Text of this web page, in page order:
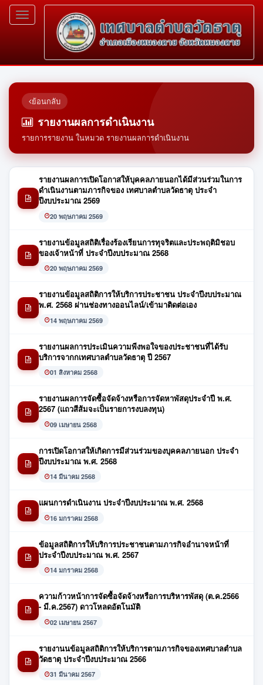
Toggle
navigation
ย้อนกลับ
รายงานผลการดำเนินงาน
รายการรายงาน ในหมวด รายงานผลการดำเนินงาน
รายงานผลการเปิดโอกาสให้บุคคลภายนอกได้มีส่วนร่วมในการ
ดำเนินงานตามภารกิจของ เทศบาลตำบลวัดธาตุ ประจำ
ปีงบประมาณ 2569
20 พฤษภาคม 2569
รายงานข้อมูลสถิติเรื่องร้องเรียนการทุจริตและประพฤติมิชอบ
ของเจ้าหน้าที่ ประจำปีงบประมาณ 2568
20 พฤษภาคม 2569
รายงานข้อมูลสถิติการให้บริการประชาชน ประจำปีงบประมาณ
พ.ศ. 2568 ผ่านช่องทางออนไลน์/เข้ามาติดต่อเอง
14 พฤษภาคม 2569
รายงานผลการประเมินความพีงพอใจของประชาชนที่ได้รับ
บริการจากกเทศบาลตำบลวัดธาตุ ปี 2567
01 สิงหาคม 2568
รายงานผลการจัดซื้อจัดจ้างหรือการจัดหาพัสดุประจำปี พ.ศ.
2567 (แถวสีส้มจะเป็นรายการงบลงทุน)
09 เมษายน 2568
การเปิดโอกาสให้เกิดการมีส่วนร่วมของบุคคลภายนอก ประจำ
ปีงบประมาณ พ.ศ. 2568
14 มีนาคม 2568
แผนการดำเนินงาน ประจำปีงบประมาณ พ.ศ. 2568
16 มกราคม 2568
ข้อมูลสถิติการให้บริการประชาชนตามภารกิจอำนาจหน้าที่
ประจำปีงบประมาณ พ.ศ. 2567
14 มกราคม 2568
ความก้าวหน้าการจัดซื้อจัดจ้างหรือการบริหารพัสดุ (ต.ค.2566
- มี.ค.2567) ดาวโหลดอัตโนมัติ
02 เมษายน 2567
รายงานนข้อมูลสถิติการให้บริการตามภารกิจของเทศบาลตำบล
วัดธาตุ ประจำปีงบประมาณ 2566
31 มีนาคม 2567